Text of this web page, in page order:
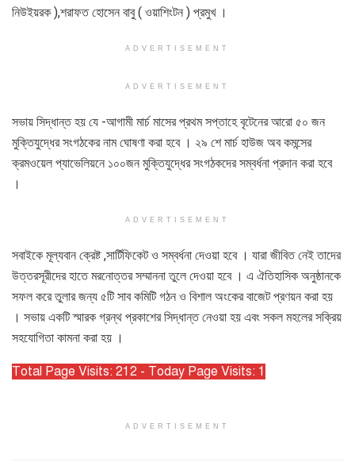
নিউইয়রক ),শরাফত হোসেন বাবু ( ওয়াশিংটন ) প্রমুখ ।
ADVERTISEMENT
ADVERTISEMENT
সভায় সিদ্ধান্ত হয় যে -আগামী মার্চ মাসের প্রথম সপ্তাহে বৃটেনের আরো ৫০ জন
মুক্তিযুদ্ধের সংগঠকের নাম ঘোষণা করা হবে । ২৯ শে মার্চ হাউজ অব কমন্সের
ক্রমওয়েল প্যাভেলিয়নে ১০০জন মুক্তিযুদ্ধের সংগঠকদের সম্বর্ধনা প্রদান করা হবে
।
ADVERTISEMENT
সবাইকে মূল্যবান ক্রেষ্ট ,সার্টিফিকেট ও সম্বর্ধনা দেওয়া হবে । যারা জীবিত নেই তাদের
উত্তরসূরীদের হাতে মরনোত্তর সম্মাননা তুলে দেওয়া হবে । এ ঐতিহাসিক অনুষ্ঠানকে
সফল করে তুলার জন্য ৫টি সাব কমিটি গঠন ও বিশাল অংকের বাজেট প্রণয়ন করা হয়
। সভায় একটি স্মারক গ্রন্থ প্রকাশের সিদ্ধান্ত নেওয়া হয় এবং সকল মহলের সক্রিয়
সহযোগিতা কামনা করা হয় ।
Total Page Visits: 212 - Today Page Visits: 1
ADVERTISEMENT